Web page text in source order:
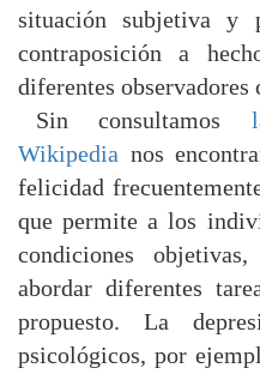
situación subjetiva y
contraposición a
diferentes observadores
Sin consultamos
Wikipedia nos
felicidad
que permite a los
condiciones
abordar diferentes
propuesto. La
psicológicos, por